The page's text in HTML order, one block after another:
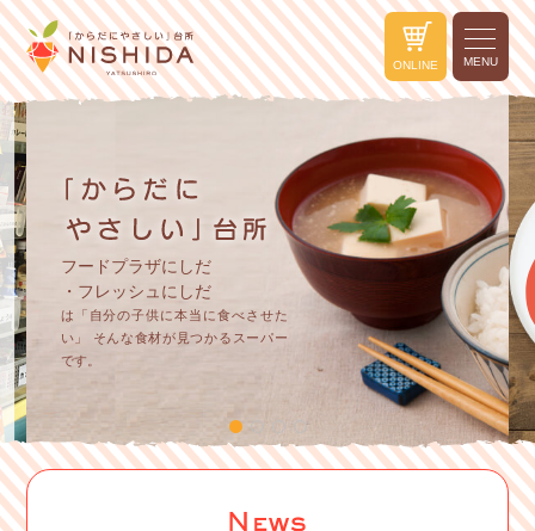
ONLINE MENU
フードプラザにしだ
・フレッシュにしだ
は「自分の子供に本当に食べさせた
い」
そんな食材が見つかるスーパー
です。